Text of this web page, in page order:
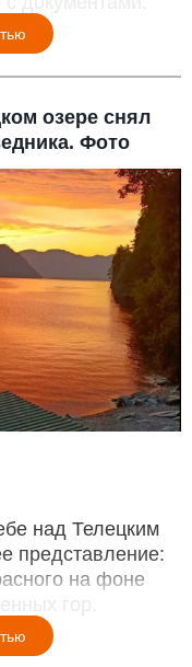
озере снял
Фото
над Телецким
представление:
на фоне
гор.